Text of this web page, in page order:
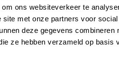
ons websiteverkeer te
met onze partners voor
deze gegevens combineren
ze hebben verzameld op basis